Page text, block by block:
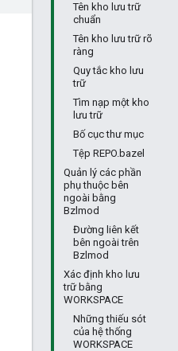
Tên kho lưu trữ
chuẩn
Tên kho lưu trữ rõ
ràng
Quy tắc kho lưu
trữ
Tìm nạp một kho
lưu trữ
Bố cục thư mục
Tệp REPO.bazel
Quản lý các phần
phụ thuộc bên
ngoài bằng
Bzlmod
Đường liên kết
bên ngoài trên
Bzlmod
Xác định kho lưu
trữ bằng
WORKSPACE
Những thiếu sót
của hệ thống
WORKSPACE